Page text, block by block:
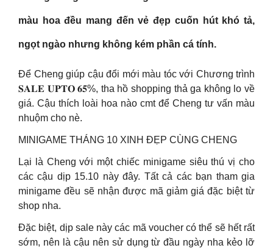
màu hoa đều mang đến vẻ đẹp cuốn hút khó tả,
ngọt ngào nhưng không kém phần cá tính.
Để Cheng giúp cậu đổi mới màu tóc với Chương trình
𝐒𝐀𝐋𝐄 𝐔𝐏𝐓𝐎 𝟔𝟓%, tha hồ shopping thả ga không lo về
giá. Cậu thích loài hoa nào cmt để Cheng tư vấn màu
nhuộm cho nè.
MINIGAME THÁNG 10 XINH ĐẸP CÙNG CHENG
Lại là Cheng với một chiếc minigame siêu thú vị cho
các cậu dịp 15.10 này đây. Tất cả các bạn tham gia
minigame đều sẽ nhận được mã giảm giá đặc biệt từ
shop nha.
Đặc biệt, dịp sale này các mã voucher có thể sẽ hết rất
sớm, nên là cậu nên sử dụng từ đầu ngày nha kẻo lỡ